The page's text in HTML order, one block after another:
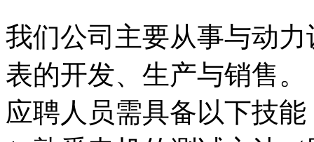
我们公司主要从事与动
表的开发、生产与销售。
应聘人员需具备以下技能